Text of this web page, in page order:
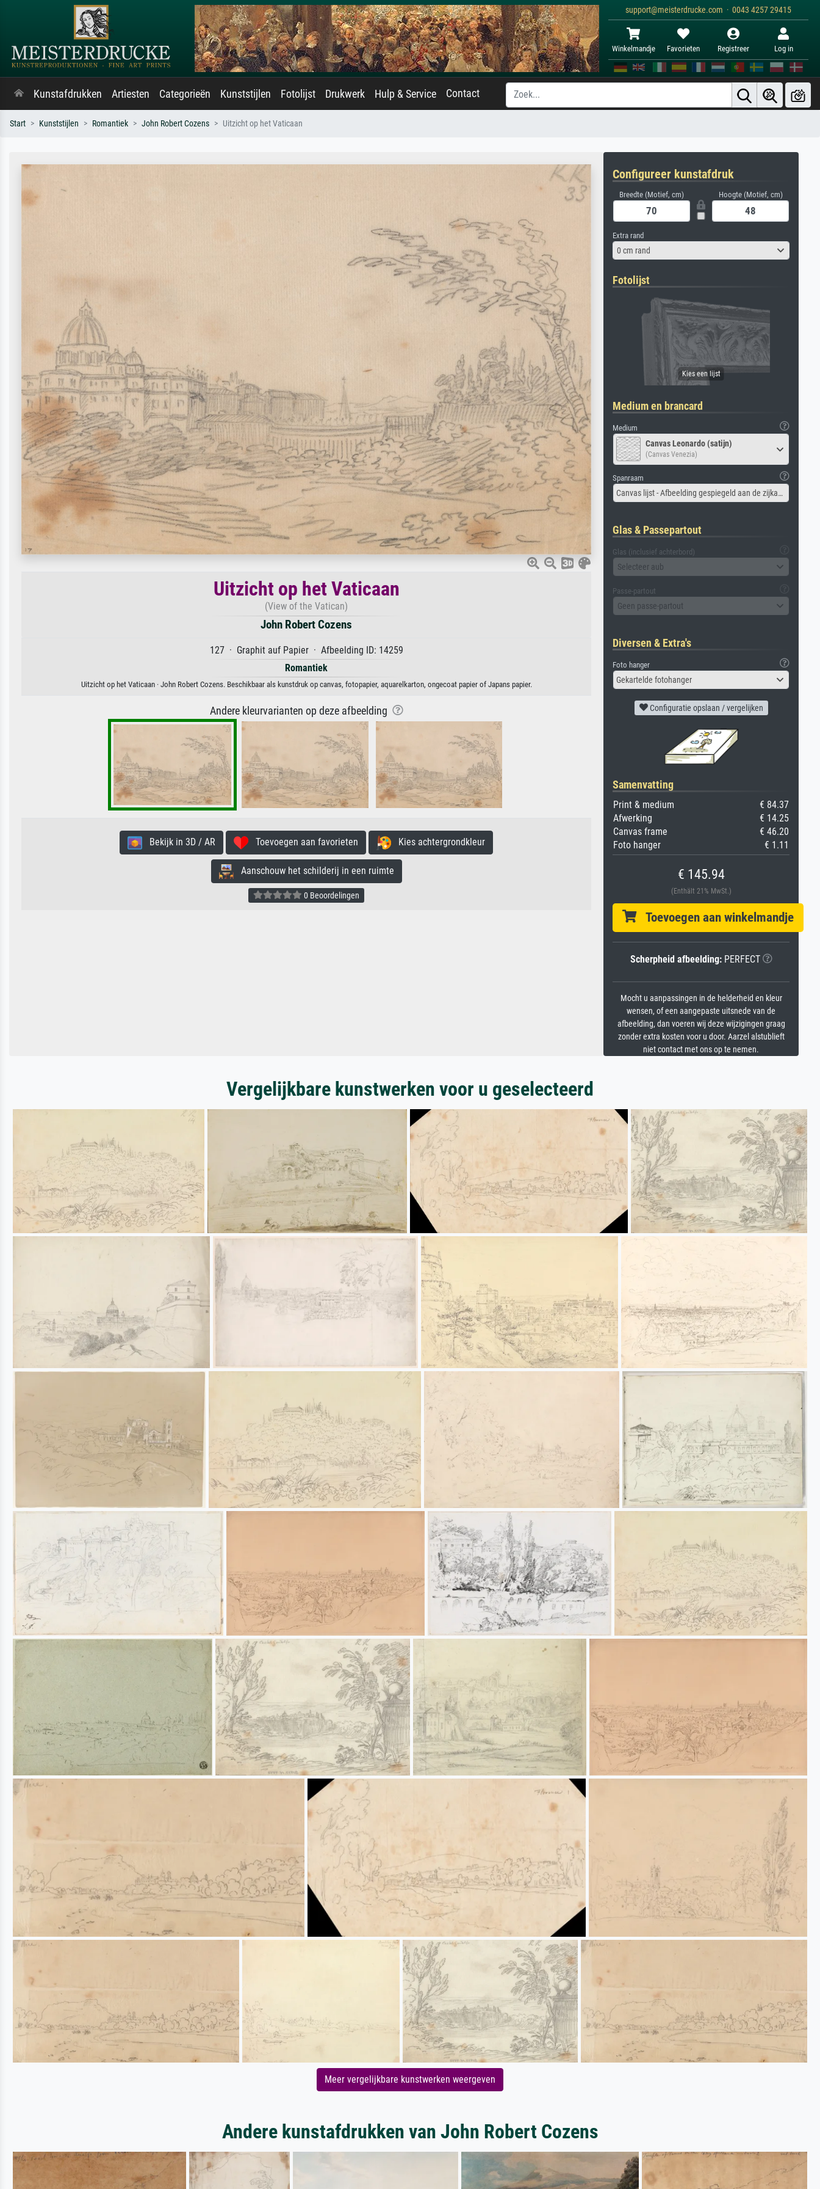
support@meisterdrucke.com · 0043 4257 29415
Winkelmandje Favorieten Registreer Log in
Kunstafdrukken Artiesten Categorieën Kunststijlen Fotolijst Drukwerk Hulp & Service Contact
Start Kunststijlen Romantiek John Robert Cozens Uitzicht op het Vaticaan
Uitzicht op het Vaticaan
(View of the Vatican)
John Robert Cozens
127 · Graphit auf Papier · Afbeelding ID: 14259
Romantiek
Uitzicht op het Vaticaan · John Robert Cozens. Beschikbaar als kunstdruk op canvas, fotopapier, aquarelkarton, ongecoat papier of Japans papier.
Andere kleurvarianten op deze afbeelding
Bekijk in 3D / AR Toevoegen aan favorieten Kies achtergrondkleur
Aanschouw het schilderij in een ruimte
0 Beoordelingen
Configureer kunstafdruk
Breedte (Motief, cm) Hoogte (Motief, cm)
Extra rand
0 cm rand
Fotolijst
Medium en brancard
Medium
Canvas Leonardo (satijn)
(Canvas Venezia)
Spanraam
Canvas lijst - Afbeelding gespiegeld aan de zijkant
Glas & Passepartout
Glas (inclusief achterbord)
Selecteer aub
Passe-partout
Geen passe-partout
Diversen & Extra's
Foto hanger
Gekartelde fotohanger
Configuratie opslaan / vergelijken
Samenvatting
Print & medium
€ 84.37
Afwerking
€ 14.25
Canvas frame
€ 46.20
Foto hanger
€ 1.11
€ 145.94
(Enthält 21% MwSt.)
Toevoegen aan winkelmandje
Scherpheid afbeelding:PERFECT
Mocht u aanpassingen in de helderheid en kleur
wensen, of een aangepaste uitsnede van de
afbeelding, dan voeren wij deze wijzigingen graag
zonder extra kosten voor u door. Aarzel alstublieft
niet contact met ons op te nemen.
Vergelijkbare kunstwerken voor u geselecteerd
Meer vergelijkbare kunstwerken weergeven
Andere kunstafdrukken van John Robert Cozens